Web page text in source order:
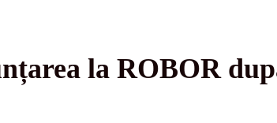
la ROBOR